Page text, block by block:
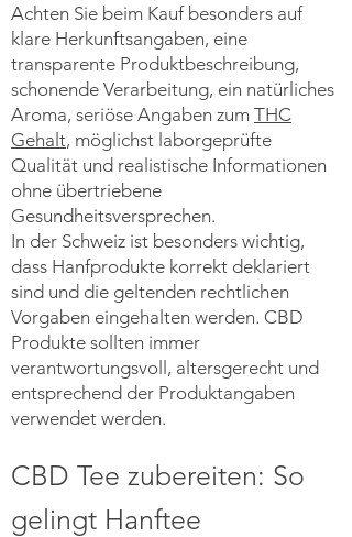
Achten Sie beim Kauf besonders auf
klare Herkunftsangaben, eine
transparente Produktbeschreibung,
schonende Verarbeitung, ein natürliches
Aroma, seriöse Angaben zum THC
Gehalt, möglichst laborgeprüfte
Qualität und realistische Informationen
ohne übertriebene
Gesundheitsversprechen.
In der Schweiz ist besonders wichtig,
dass Hanfprodukte korrekt deklariert
sind und die geltenden rechtlichen
Vorgaben eingehalten werden. CBD
Produkte sollten immer
verantwortungsvoll, altersgerecht und
entsprechend der Produktangaben
verwendet werden.
CBD Tee zubereiten: So
gelingt Hanftee